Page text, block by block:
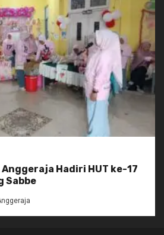
Anggeraja Hadiri HUT ke-17
Sabbe